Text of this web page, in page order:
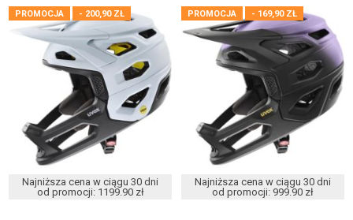
PROMOCJA - 200,90 ZŁ
Najniższa cena w ciągu 30 dni
od promocji: 1199.90 zł
PROMOCJA - 169,90 ZŁ
Najniższa cena w ciągu 30 dni
od promocji: 999.90 zł